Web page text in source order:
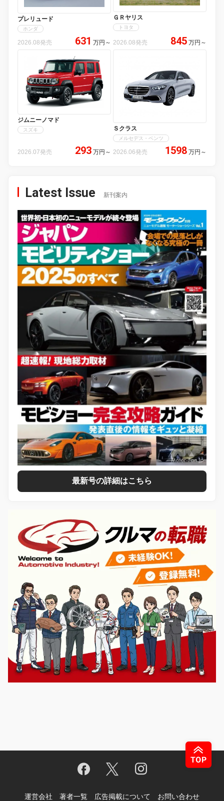
プレリュード
ホンダ
2026.08発売 631 万円 ～
ＧＲヤリス
トヨタ
2026.08発売 845 万円 ～
ジムニーノマド
スズキ
2026.07発売 293 万円 ～
Ｓクラス
メルセデス・ベンツ
2026.06発売 1598 万円 ～
Latest Issue 新刊案内
最新号の詳細はこちら
運営会社 著者一覧 広告掲載について お問い合わせ